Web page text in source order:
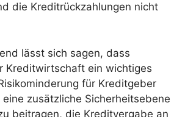
die Kreditrückzahlungen nicht
lässt sich sagen, dass
Kreditwirtschaft ein wichtiges
für Kreditgeber
zusätzliche Sicherheitsebene
beitragen, die Kreditvergabe an